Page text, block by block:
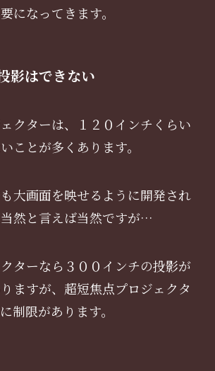
になってきます。
影はできない
クターは、１２０インチくらい
ことが多くあります。
大画面を映せるように開発され
然と言えば当然ですが…
ターなら３００インチの投影が
ますが、超短焦点プロジェクタ
制限があります。